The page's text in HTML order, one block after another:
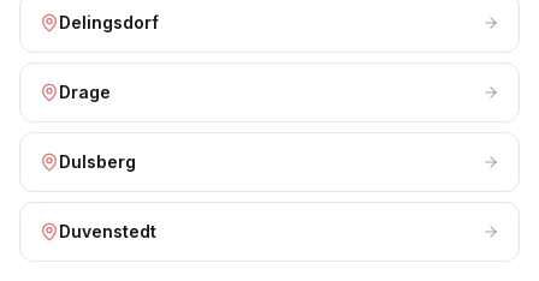
Delingsdorf
Drage
Dulsberg
Duvenstedt